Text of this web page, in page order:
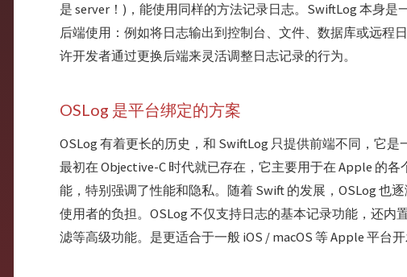
是 server！)，能使用同样的方法记录日志。SwiftLog 本身是
后端使用：例如将日志输出到控制台、文件、数据库或远程
许开发者通过更换后端来灵活调整日志记录的行为。
OSLog 是平台绑定的方案
OSLog 有着更长的历史，和 SwiftLog 只提供前端不同，它
最初在 Objective-C 时代就已存在，它主要用于在 Apple 的
能，特别强调了性能和隐私。随着 Swift 的发展，OSLog 也
使用者的负担。OSLog 不仅支持日志的基本记录功能，还内
滤等高级功能。是更适合于一般 iOS / macOS 等 Apple 平台开